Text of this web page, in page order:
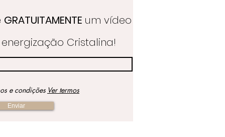
GRATUITAMENTE um vídeo
Cristalina!
e condições Ver termos
Enviar